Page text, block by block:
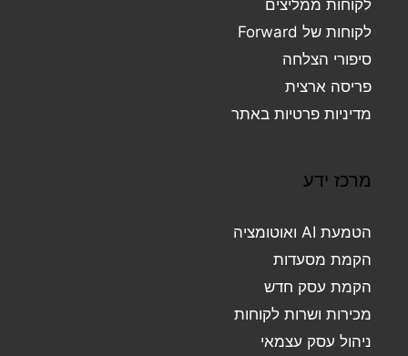
לקוחות ממליצים
לקוחות של Forward
סיפורי הצלחה
פריסה ארצית
מדיניות פרטיות באתר
מרכז ידע
הטמעת AI ואוטומציה
הקמת מסעדות
הקמת עסק חדש
מכירות ושרות לקוחות
ניהול עסק עצמאי